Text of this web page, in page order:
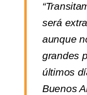
será
aunque
grandes
últimos
Buenos